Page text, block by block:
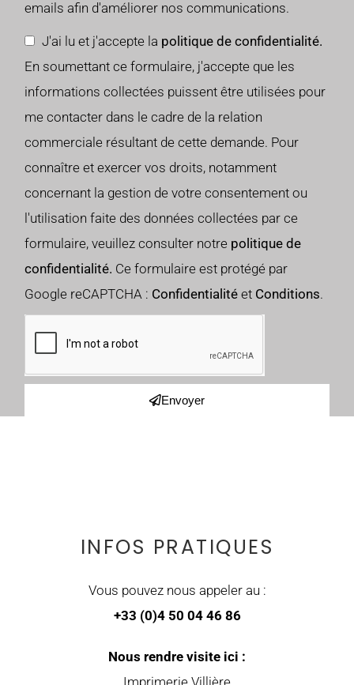
emails afin d'améliorer nos communications.
J'ai lu et j'accepte la politique de confidentialité.
En soumettant ce formulaire, j'accepte que les
informations collectées puissent être utilisées pour
me contacter dans le cadre de la relation
commerciale résultant de cette demande. Pour
connaître et exercer vos droits, notamment
concernant la gestion de votre consentement ou
l'utilisation faite des données collectées par ce
formulaire, veuillez consulter notre politique de
confidentialité. Ce formulaire est protégé par
Google reCAPTCHA : Confidentialité et Conditions.
Envoyer
INFOS PRATIQUES
Vous pouvez nous appeler au :
+33 (0)4 50 04 46 86
Nous rendre visite ici :
Imprimerie Villière